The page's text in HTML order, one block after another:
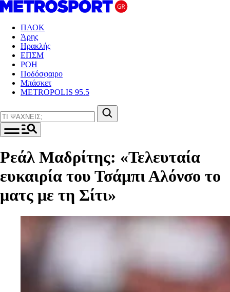
ΠΑΟΚ
Άρης
Ηρακλής
ΕΠΣΜ
ΡΟΗ
Ποδόσφαιρο
Μπάσκετ
METROPOLIS 95.5
Ρεάλ Μαδρίτης: «Τελευταία
ευκαιρία του Τσάμπι Αλόνσο το
ματς με τη Σίτι»